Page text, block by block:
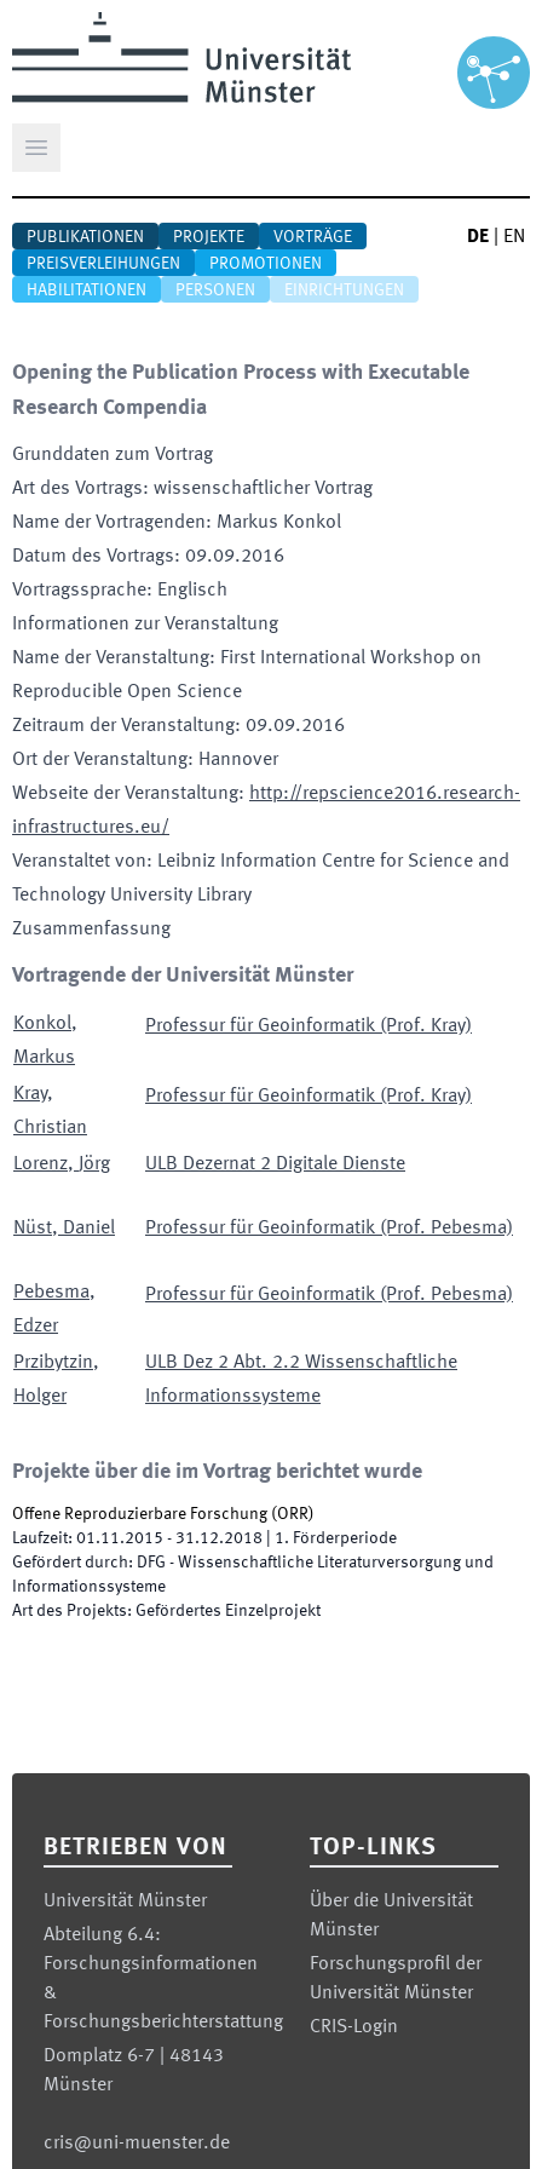
Hauptmenü öffnen
PUBLIKATIONEN PROJEKTE
VORTRÄGE
PREISVERLEIHUNGEN
PROMOTIONEN
HABILITATIONEN
PERSONEN EINRICHTUNGEN
DE EN
Opening the Publication Process with Executable
Research Compendia
Grunddaten zum Vortrag
Art des Vortrags: wissenschaftlicher Vortrag
Name der Vortragenden: Markus Konkol
Datum des Vortrags: 09.09.2016
Vortragssprache: Englisch
Informationen zur Veranstaltung
Name der Veranstaltung: First International Workshop on
Reproducible Open Science
Zeitraum der Veranstaltung: 09.09.2016
Ort der Veranstaltung: Hannover
Webseite der Veranstaltung: http://repscience2016.research-
infrastructures.eu/
Veranstaltet von: Leibniz Information Centre for Science and
Technology University Library
Zusammenfassung
Vortragende der Universität Münster
Konkol,
Markus
Professur für Geoinformatik (Prof. Kray)
Kray,
Christian
Professur für Geoinformatik (Prof. Kray)
Lorenz, Jörg ULB Dezernat 2 Digitale Dienste
Nüst, Daniel Professur für Geoinformatik (Prof. Pebesma)
Pebesma,
Edzer
Professur für Geoinformatik (Prof. Pebesma)
Przibytzin,
Holger
ULB Dez 2 Abt. 2.2 Wissenschaftliche
Informationssysteme
Projekte über die im Vortrag berichtet wurde
Offene Reproduzierbare Forschung (ORR)
Laufzeit: 01.11.2015 - 31.12.2018 1. Förderperiode
Gefördert durch: DFG - Wissenschaftliche Literaturversorgung und
Informationssysteme
Art des Projekts: Gefördertes Einzelprojekt
BETRIEBEN VON
Universität Münster
Abteilung 6.4:
Forschungsinformationen
&
Forschungsberichterstattung
Domplatz 6-7 | 48143
Münster
cris@uni-muenster.de
TOP-LINKS
Über die Universität
Münster
Forschungsprofil der
Universität Münster
CRIS-Login